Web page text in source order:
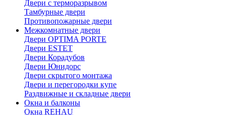
Двери с терморазрывом
Тамбурные двери
Противопожарные двери
Межкомнатные двери
Двери OPTIMA PORTE
Двери ESTET
Двери Корадубов
Двери Юнидорс
Двери скрытого монтажа
Двери и перегородки купе
Раздвижные и складные двери
Окна и балконы
Окна REHAU